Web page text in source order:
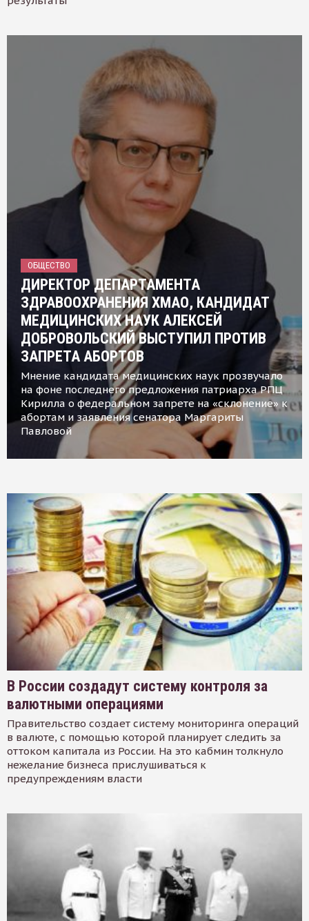
ОБЩЕСТВО
ДИРЕКТОР ДЕПАРТАМЕНТА
ЗДРАВООХРАНЕНИЯ ХМАО, КАНДИДАТ
МЕДИЦИНСКИХ НАУК АЛЕКСЕЙ
ДОБРОВОЛЬСКИЙ ВЫСТУПИЛ ПРОТИВ
ЗАПРЕТА АБОРТОВ
Мнение кандидата медицинских наук прозвучало
на фоне последнего предложения патриарха РПЦ
Кирилла о федеральном запрете на «склонение» к
абортам и заявления сенатора Маргариты
Павловой
В России создадут систему контроля за
валютными операциями
Правительство создает систему мониторинга операций
в валюте, с помощью которой планирует следить за
оттоком капитала из России. На это кабмин толкнуло
нежелание бизнеса прислушиваться к
предупреждениям власти